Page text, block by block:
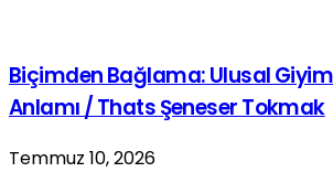
Biçimden Bağlama: Ulusal
Anlamı / Thats Şeneser Tokmak
Temmuz 10, 2026